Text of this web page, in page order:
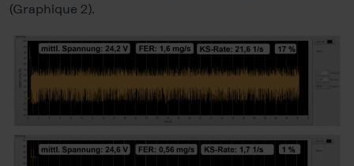
(Graphique 2).